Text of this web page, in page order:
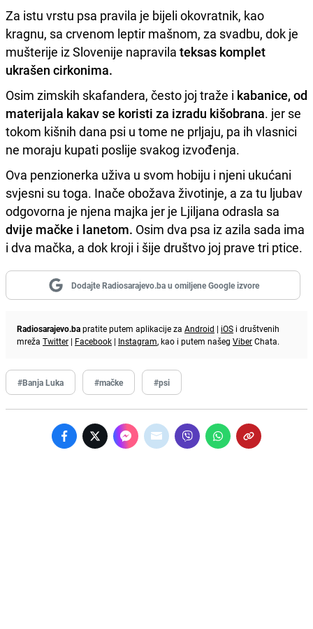
Za istu vrstu psa pravila je bijeli okovratnik, kao
kragnu, sa crvenom leptir mašnom, za svadbu, dok je
mušterije iz Slovenije napravila teksas komplet
ukrašen cirkonima.
Osim zimskih skafandera, često joj traže i kabanice, od
materijala kakav se koristi za izradu kišobrana. jer se
tokom kišnih dana psi u tome ne prljaju, pa ih vlasnici
ne moraju kupati poslije svakog izvođenja.
Ova penzionerka uživa u svom hobiju i njeni ukućani
svjesni su toga. Inače obožava životinje, a za tu ljubav
odgovorna je njena majka jer je Ljiljana odrasla sa
dvije mačke i lanetom. Osim dva psa iz azila sada ima
i dva mačka, a dok kroji i šije društvo joj prave tri ptice.
Dodajte Radiosarajevo.ba u omiljene Google izvore
Radiosarajevo.bapratite putem aplikacije za Android | iOS i društvenih
mreža Twitter | Facebook | Instagram, kao i putem našeg ViberChata.
#Banja Luka #mačke #psi